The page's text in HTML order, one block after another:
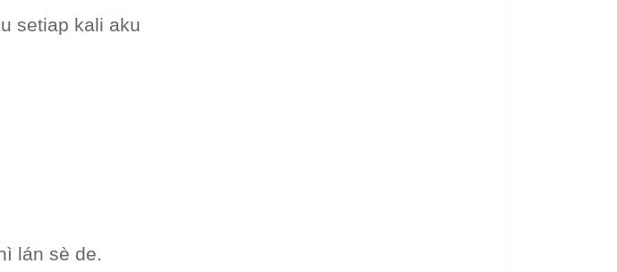
setiap kali aku
lán sè de.